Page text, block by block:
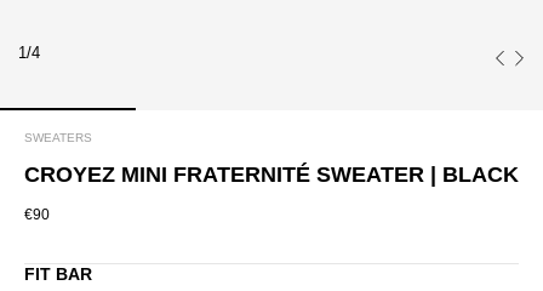
1/4
SWEATERS
CROYEZ MINI FRATERNITÉ SWEATER | BLACK
€90
FIT BAR